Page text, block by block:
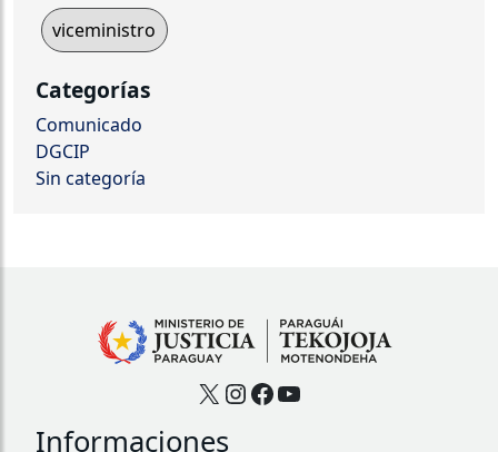
viceministro
Categorías
Comunicado
DGCIP
Sin categoría
X Instagram
Facebook
YouTube
Informaciones